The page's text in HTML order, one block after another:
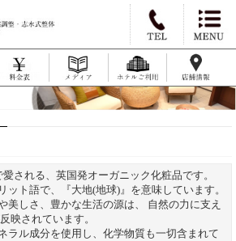
される、英国発オーガニック化粧品です。
ット語で、『大地(地球)』を意味しています。
美しさ、豊かな生活の源は、 自然の力に支え
映されています。
ラル成分を使用し、化学物質も一切含まれて